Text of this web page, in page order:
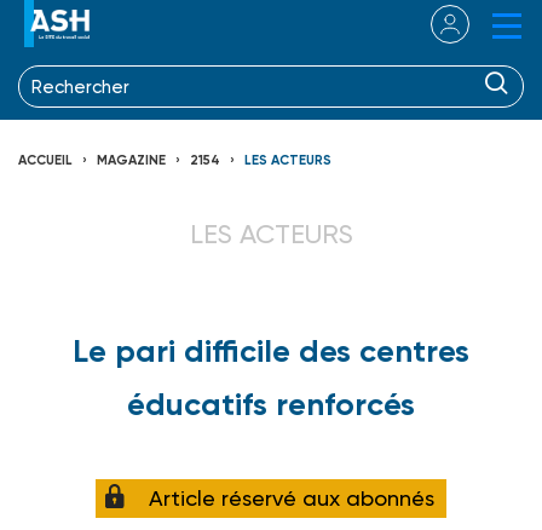
ACCUEIL MAGAZINE 2154 LES ACTEURS
LES ACTEURS
Le pari difficile des centres
éducatifs renforcés
Article réservé aux abonnés